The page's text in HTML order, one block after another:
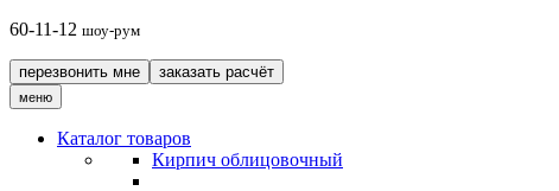
60-11-12 шоу-рум
перезвонить мне заказать расчёт
меню
Каталог товаров
Кирпич облицовочный